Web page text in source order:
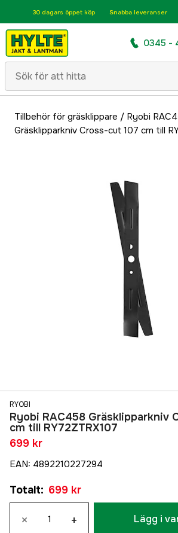
30 dagars öppet köp Snabba leveranser
0345 -
Tillbehör för gräsklippare / Ryobi
Gräsklipparkniv Cross-cut 107 cm till
RYOBI
Ryobi RAC458 Gräsklipparkniv
cm till RY72ZTRX107
699 kr
EAN: 4892210227294
Totalt: 699 kr
× + Lägg i